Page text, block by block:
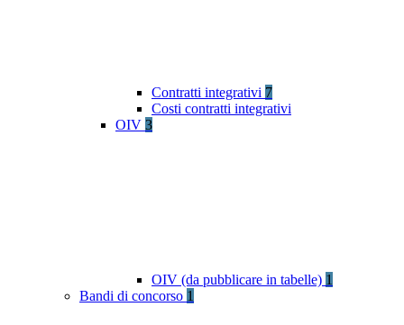
Contratti integrativi 7
Costi contratti integrativi
OIV 3
OIV (da pubblicare in tabelle) 1
Bandi di concorso 1